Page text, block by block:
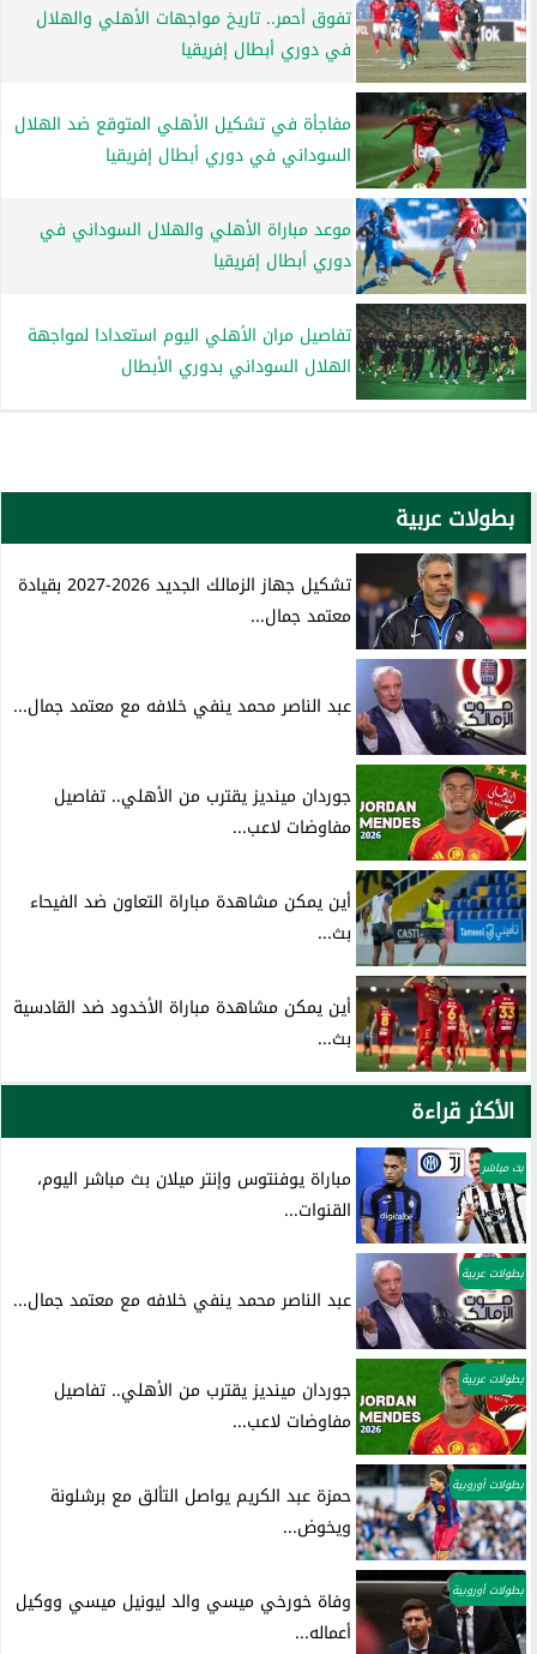
تفوق أحمر.. تاريخ مواجهات الأهلي والهلال
في دوري أبطال إفريقيا
مفاجأة في تشكيل الأهلي المتوقع ضد الهلال
السوداني في دوري أبطال إفريقيا
موعد مباراة الأهلي والهلال السوداني في
دوري أبطال إفريقيا
تفاصيل مران الأهلي اليوم استعدادا لمواجهة
الهلال السوداني بدوري الأبطال
بطولات عربية
تشكيل جهاز الزمالك الجديد 2026-2027 بقيادة
معتمد جمال...
عبد الناصر محمد ينفي خلافه مع معتمد جمال...
جوردان مينديز يقترب من الأهلي.. تفاصيل
مفاوضات لاعب...
أين يمكن مشاهدة مباراة التعاون ضد الفيحاء
بث...
أين يمكن مشاهدة مباراة الأخدود ضد القادسية
بث...
الأكثر قراءة
بث مباشر
مباراة يوفنتوس وإنتر ميلان بث مباشر اليوم،
القنوات...
بطولات عربية
عبد الناصر محمد ينفي خلافه مع معتمد جمال...
بطولات عربية
جوردان مينديز يقترب من الأهلي.. تفاصيل
مفاوضات لاعب...
بطولات أوروبية
حمزة عبد الكريم يواصل التألق مع برشلونة
ويخوض...
بطولات أوروبية
وفاة خورخي ميسي والد ليونيل ميسي ووكيل
أعماله...